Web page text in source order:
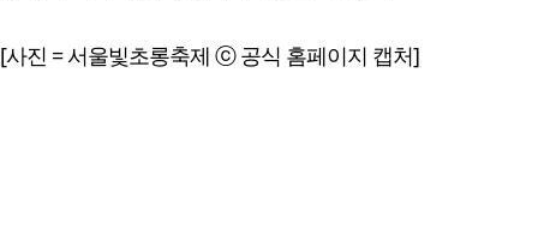
[사진 = 서울빛초롱축제 ⓒ 공식 홈페이지 캡처]